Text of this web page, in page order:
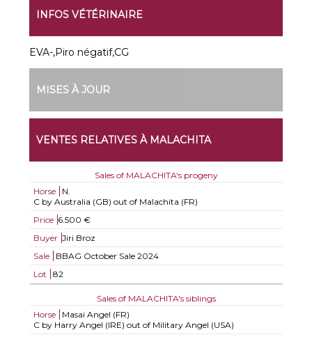
INFOS VÉTÉRINAIRE
EVA-,Piro négatif,CG
MISES À JOUR
VENTES RELATIVES À MALACHITA
Sales of MALACHITA's progeny
Horse
N.
C by Australia (GB) out of Malachita (FR)
Price 6.500 €
Buyer Jiri Broz
Sale
BBAG October Sale 2024
Lot
82
Sales of MALACHITA's siblings
Horse
Masai Angel (FR)
C by Harry Angel (IRE) out of Military Angel (USA)